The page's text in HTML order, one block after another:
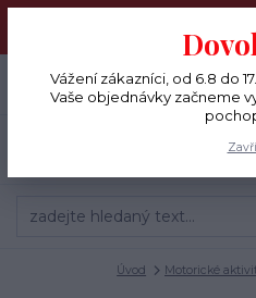
Vážení zákazníci, od 6.8 do
objednávky začneme
+420 775 791 333
Úvod Motorické
Vážení zákazníci, od 6.8 do
Vaše objednávky začneme